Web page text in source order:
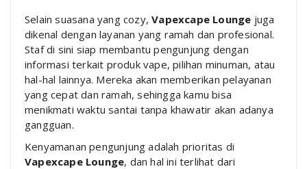
Selain suasana yang cozy,Vapexcape Lounge juga
dikenal dengan layanan yang ramah dan profesional.
Staf di sini siap membantu pengunjung dengan
informasi terkait produk vape, pilihan minuman, atau
hal-hal lainnya. Mereka akan memberikan pelayanan
yang cepat dan ramah, sehingga kamu bisa
menikmati waktu santai tanpa khawatir akan adanya
gangguan.
Kenyamanan pengunjung adalah prioritas di
Vapexcape Lounge, dan hal ini terlihat dari